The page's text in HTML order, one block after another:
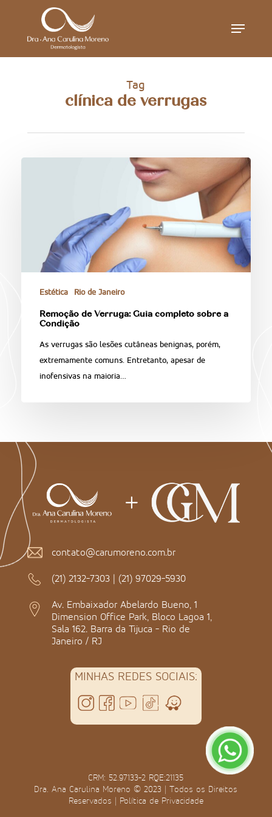
Menu
Tag
clínica de verrugas
Estética Rio de Janeiro
Remoção de Verruga: Guia completo sobre a
Condição
As verrugas são lesões cutâneas benignas, porém,
extremamente comuns. Entretanto, apesar de
inofensivas na maioria…
contato@carumoreno.com.br
(21) 2132-7303 | (21) 97029-5930
Av. Embaixador Abelardo Bueno, 1
Dimension Office Park, Bloco Lagoa 1,
Sala 162. Barra da Tijuca - Rio de
Janeiro / RJ
MINHAS REDES SOCIAIS:
CRM: 52.97133-2 RQE:21135
Dra. Ana Carulina Moreno © 2023 | Todos os Direitos
Reservados | Política de Privacidade